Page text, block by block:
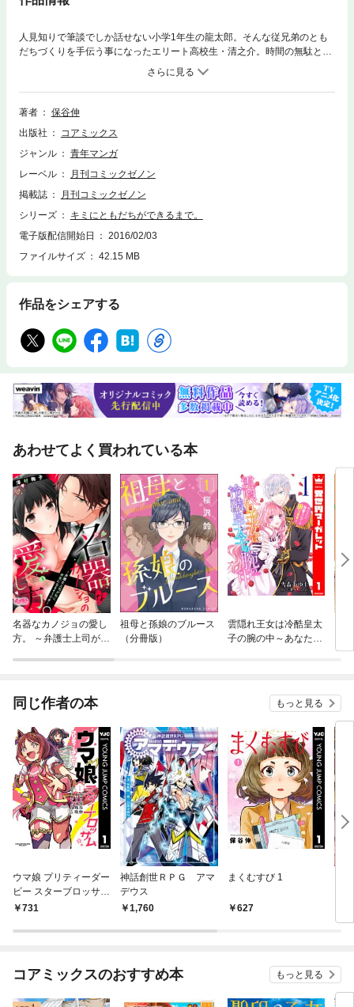
人見知りで筆談でしか話せない小学1年生の龍太郎。そんな従兄弟のとも
だちづくりを手伝う事になったエリート高校生・清之介。時間の無駄と思
っていた龍太郎との交流の中で、清之介は、初めての感情を覚えてゆく－
著者
保谷伸
出版社
コアミックス
ジャンル
青年マンガ
レーベル
月刊コミックゼノン
掲載誌
月刊コミックゼノン
シリーズ
キミにともだちができるまで。
電子版配信開始日
2016/02/03
ファイルサイズ
42.15 MB
作品をシェアする
あわせてよく買われている本
名器なカノジョの愛し
方。 ～弁護士上司が私
祖母と孫娘のブルース
（分冊版）
雲隠れ王女は冷酷皇太
子の腕の中～あなたに
同じ作者の本 もっと見る
ウマ娘 プリティーダー
ビー スターブロッサム
1 731
神話創世ＲＰＧ アマ
デウス
1,760
まくむすび 1
627
コアミックスのおすすめ本 もっと見る